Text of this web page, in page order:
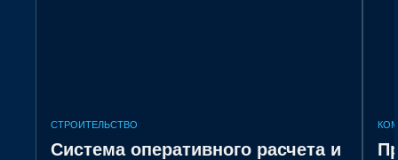
СТРОИТЕЛЬСТВО
Система оперативного расчета и